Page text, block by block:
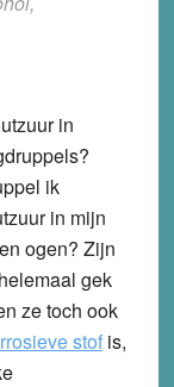
in
ik
in mijn
ogen? Zijn
gek
ze toch ook
stofis,